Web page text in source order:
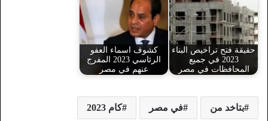
حقيقة فتح تراخيص البناء
2023 في جميع
المحافظات في مصر
كشوف اسماء العفو
الرئاسي 2023 المفرج
عنهم في مصر
بتاخد من في مصر كام 2023